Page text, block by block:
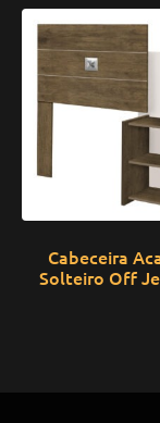
Cabeceira
Solteiro Off